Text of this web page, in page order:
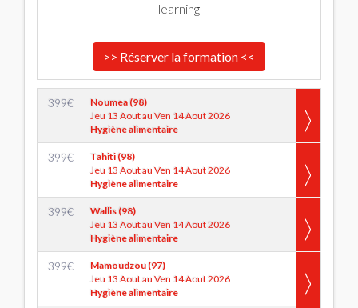
learning
>> Réserver la formation <<
399€
Noumea (98)
Jeu 13 Aout au Ven 14 Aout 2026
Hygiène alimentaire
399€
Tahiti (98)
Jeu 13 Aout au Ven 14 Aout 2026
Hygiène alimentaire
399€
Wallis (98)
Jeu 13 Aout au Ven 14 Aout 2026
Hygiène alimentaire
399€
Mamoudzou (97)
Jeu 13 Aout au Ven 14 Aout 2026
Hygiène alimentaire